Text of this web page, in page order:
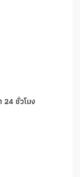
24 ชั่วโมง